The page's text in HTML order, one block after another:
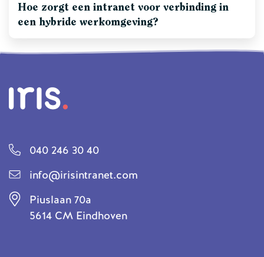
Hoe zorgt een intranet voor verbinding in
een hybride werkomgeving?
040 246 30 40
info@irisintranet.com
Piuslaan 70a
5614 CM Eindhoven